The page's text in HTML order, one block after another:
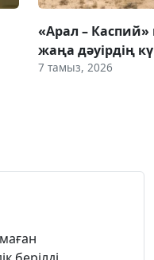
«Арал – Каспий»
жаңа дәуірдің
7 тамыз, 2026